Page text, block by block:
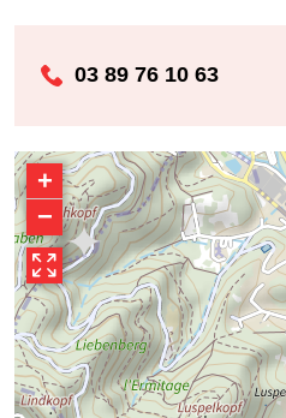
03 89 76 10 63
+
−